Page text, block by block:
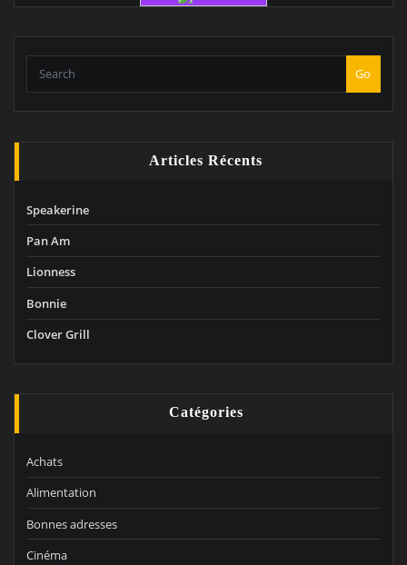
Go
Articles Récents
Speakerine
Pan Am
Lionness
Bonnie
Clover Grill
Catégories
Achats
Alimentation
Bonnes adresses
Cinéma